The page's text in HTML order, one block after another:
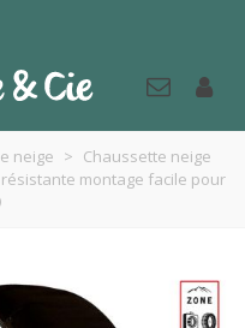
neige > Chaussette neige
montage facile pour